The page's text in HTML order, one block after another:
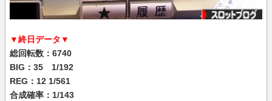
▼終日データ▼
総回転数：6740
BIG：35 1/192
REG：12 1/561
合成確率：1/143